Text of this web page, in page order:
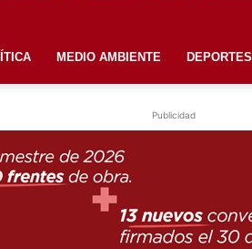
DIARIO
MEDIO AMBIENTE DEPORTES
Publicidad